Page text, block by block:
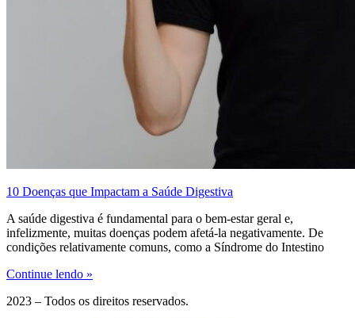
10 Doenças que Impactam a Saúde Digestiva
A saúde digestiva é fundamental para o bem-estar geral e,
infelizmente, muitas doenças podem afetá-la negativamente. De
condições relativamente comuns, como a Síndrome do Intestino
Continue lendo »
2023 – Todos os direitos reservados.